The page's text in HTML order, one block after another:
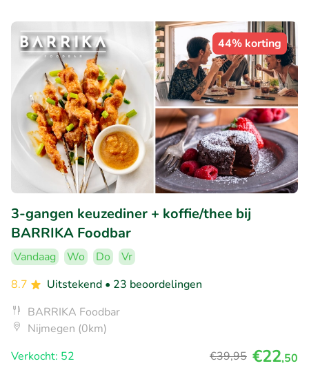
44% korting
3-gangen keuzediner + koffie/thee bij
BARRIKA Foodbar
Vandaag Wo Do
Vr
8.7
Uitstekend • 23 beoordelingen
BARRIKA Foodbar
Nijmegen (0km)
Verkocht: 52
€39,95 €22,50